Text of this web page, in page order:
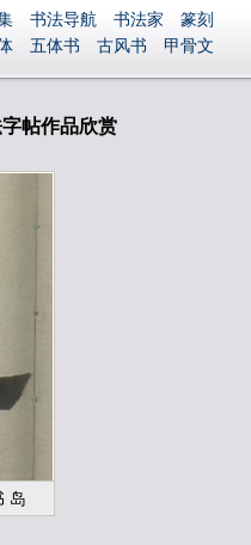
书法导航 书法家
篆刻
五体书 古风书
甲骨文
字 篆刻之家
语 印章
南无阿弥陀佛
帖作品欣赏
岛